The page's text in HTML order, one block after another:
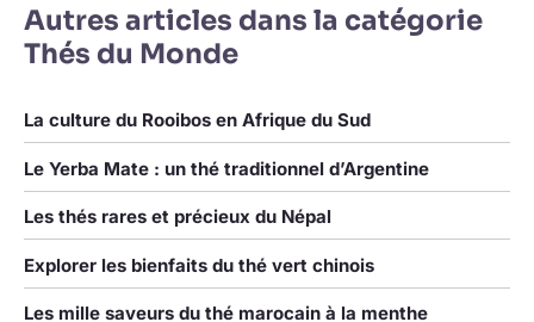
Autres articles dans la catégorie
Thés du Monde
La culture du Rooibos en Afrique du Sud
Le Yerba Mate : un thé traditionnel d’Argentine
Les thés rares et précieux du Népal
Explorer les bienfaits du thé vert chinois
Les mille saveurs du thé marocain à la menthe